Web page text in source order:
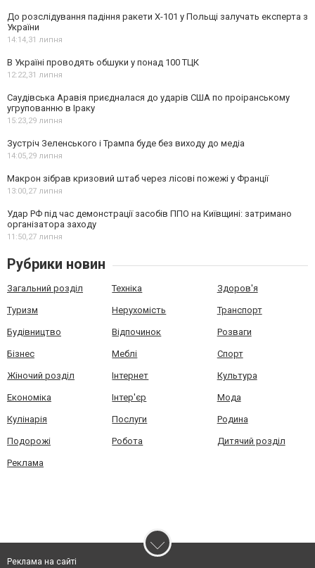
До розслідування падіння ракети Х-101 у Польщі залучать експерта з
України
14:14,31 липня
В Україні проводять обшуки у понад 100 ТЦК
12:22,31 липня
Саудівська Аравія приєдналася до ударів США по проіранському
угрупованню в Іраку
15:23,29 липня
Зустріч Зеленського і Трампа буде без виходу до медіа
14:05,29 липня
Макрон зібрав кризовий штаб через лісові пожежі у Франції
13:00,27 липня
Удар РФ під час демонстрації засобів ППО на Київщині: затримано
організатора заходу
11:50,27 липня
Рубрики новин
Загальний розділ Техніка Здоров'я
Туризм Нерухомість Транспорт
Будівництво Відпочинок Розваги
Бізнес Меблі Спорт
Жіночий розділ Інтернет Культура
Економіка Інтер'єр Мода
Кулінарія Послуги Родина
Подорожі Робота Дитячий розділ
Реклама
Реклама на сайті